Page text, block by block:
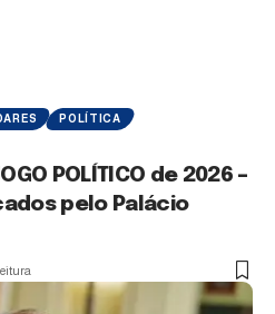
POLÍTICA
POLÍTICO de 2026 –
pelo Palácio